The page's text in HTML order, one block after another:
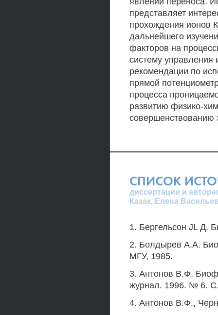
представляет
прохождения ионов
дальнейшего
факторов на
систему управления
рекомендации по
прямой
процесса
развитию физико-
совершенствованию
СПИСОК
диссертации и
Казак, Елена
1. Бергельсон JL Д.
2. Болдырев A.A.
МГУ, 1985.
3. Антонов В.Ф.
журнал. 1996. № 6.
4. Антонов В.Ф.,